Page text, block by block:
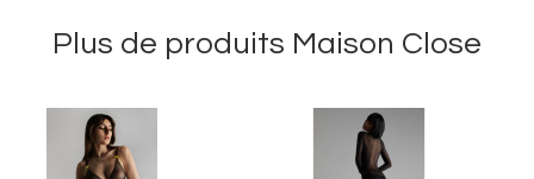
Plus de produits Maison Close